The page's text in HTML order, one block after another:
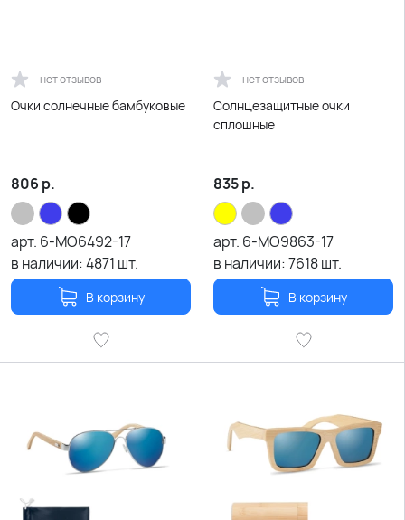
нет отзывов
Очки солнечные бамбуковые
806 р.
арт. 6-MO6492-17
в наличии:4871 шт.
В корзину
нет отзывов
Солнцезащитные очки
сплошные
835р.
арт. 6-MO9863-17
в наличии:7618шт.
В корзину